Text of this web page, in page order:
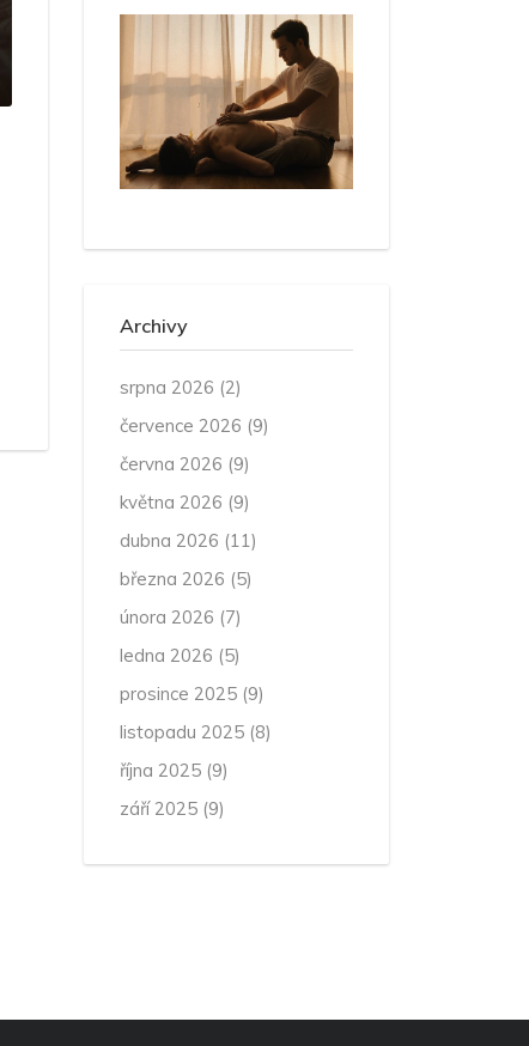
Archivy
srpna 2026 (2)
července 2026 (9)
června 2026 (9)
května 2026 (9)
dubna 2026 (11)
března 2026 (5)
února 2026 (7)
ledna 2026 (5)
prosince 2025 (9)
listopadu 2025 (8)
října 2025 (9)
září 2025 (9)